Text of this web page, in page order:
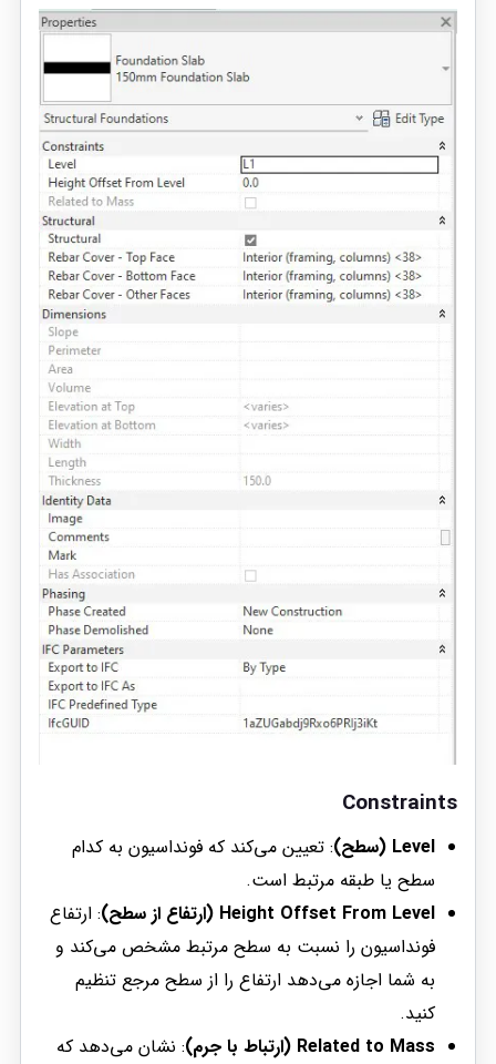
Constraints
Level (سطح)
: تعیین می‌کند که فونداسیون به کدام
سطح یا طبقه مرتبط است.
Height Offset From Level (ارتفاع از سطح)
: ارتفاع
فونداسیون را نسبت به سطح مرتبط مشخص می‌کند و
به شما اجازه می‌دهد ارتفاع را از سطح مرجع تنظیم
کنید.
Related to Mass (ارتباط با جرم)
: نشان می‌دهد که